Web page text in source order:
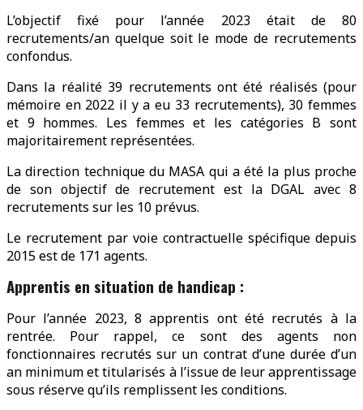
L’objectif fixé pour l’année 2023 était de 80
recrutements/an quelque soit le mode de recrutements
confondus.
Dans la réalité 39 recrutements ont été réalisés (pour
mémoire en 2022 il y a eu 33 recrutements), 30 femmes
et 9 hommes. Les femmes et les catégories B sont
majoritairement représentées.
La direction technique du MASA qui a été la plus proche
de son objectif de recrutement est la DGAL avec 8
recrutements sur les 10 prévus.
Le recrutement par voie contractuelle spécifique depuis
2015 est de 171 agents.
Apprentis en situation de handicap :
Pour l’année 2023, 8 apprentis ont été recrutés à la
rentrée. Pour rappel, ce sont des agents non
fonctionnaires recrutés sur un contrat d’une durée d’un
an minimum et titularisés à l’issue de leur apprentissage
sous réserve qu’ils remplissent les conditions.